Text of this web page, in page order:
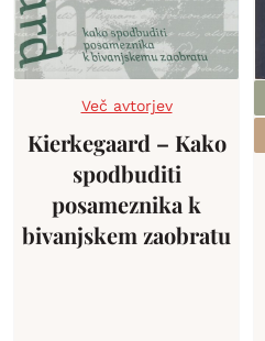
Več avtorjev
Kierkegaard – Kako
spodbuditi
posameznika k
bivanjskem zaobratu